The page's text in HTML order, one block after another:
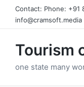
Contact: Phone: +91
info@cramsoft.media
Tourism
one state many